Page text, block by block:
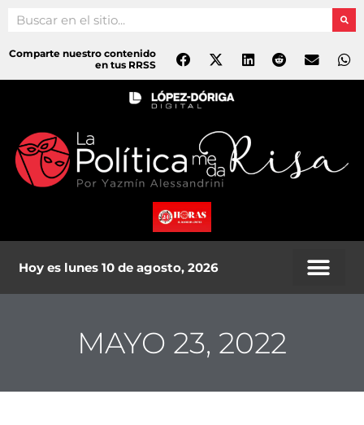
contenido
Search
Comparte nuestro contenido
en tus RRSS
Hoy es lunes 10 de agosto, 2026
MAYO 23, 2022